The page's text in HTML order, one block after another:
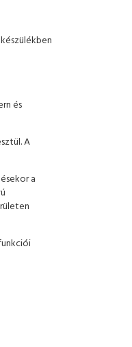
és
A
a